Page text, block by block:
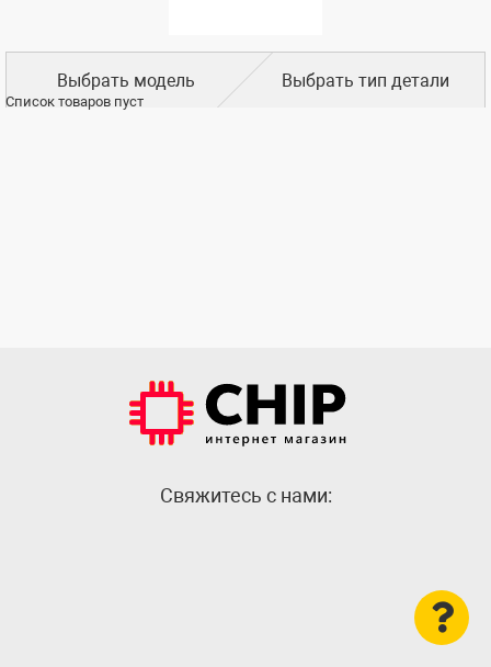
Выбрать модель Выбрать тип детали
Список товаров пуст
Cвяжитесь с нами: